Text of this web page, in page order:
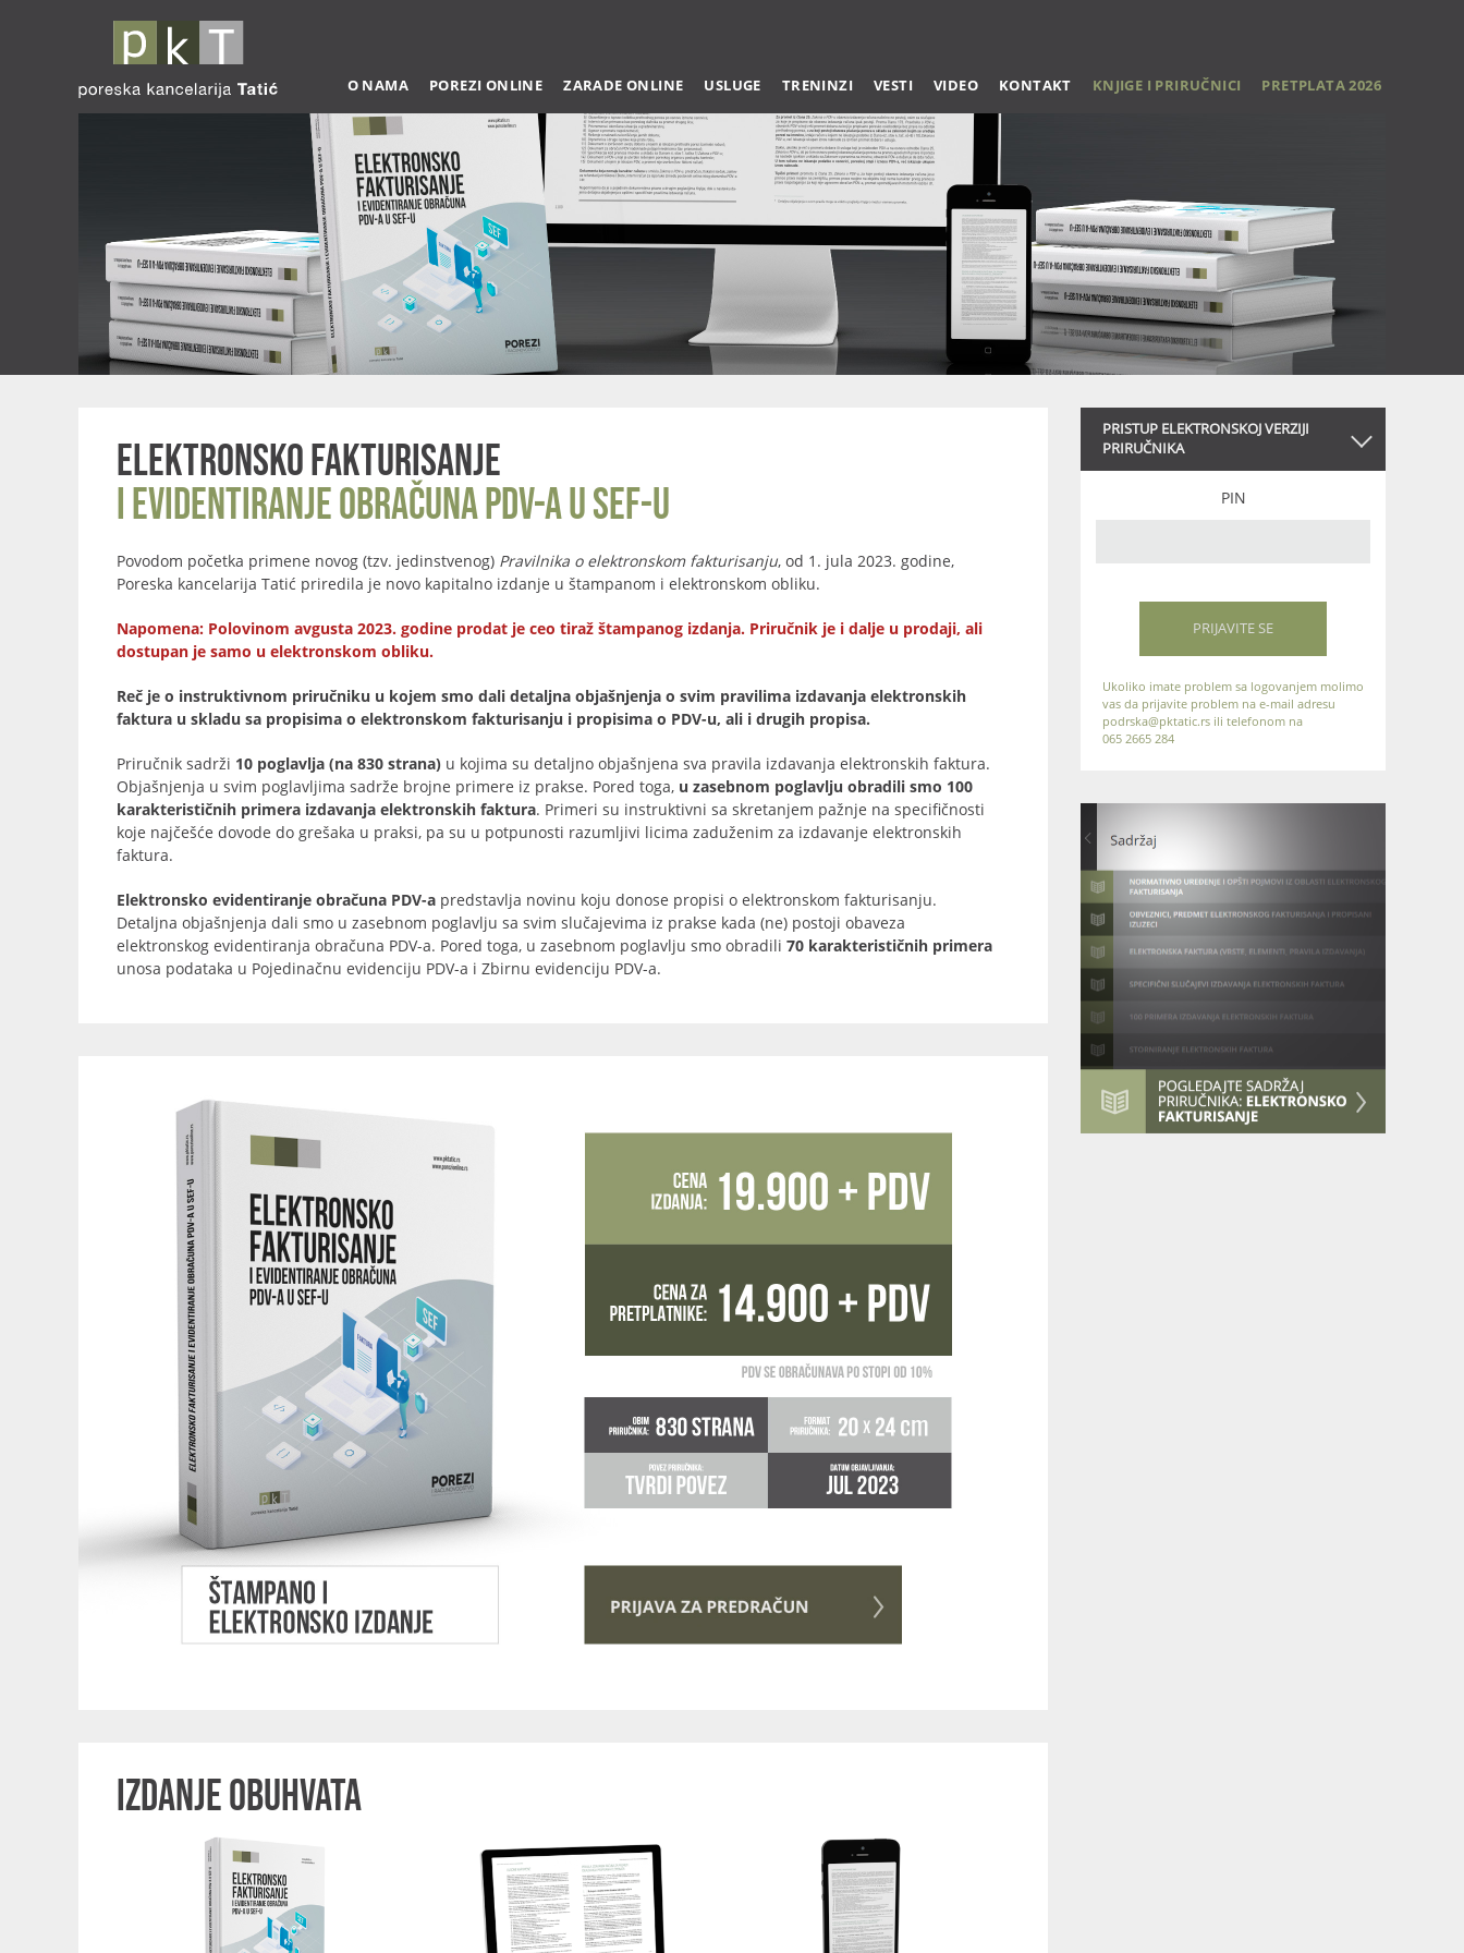
O NAMA POREZI ONLINE ZARADE ONLINE USLUGE TRENINZI VESTI VIDEO KONTAKT KNJIGE I PRIRUČNICI PRETPLATA 2026
Elektronsko fakturisanje
i evidentiranje obračuna PDV-a u SEF-u
Povodom početka primene novog (tzv. jedinstvenog) Pravilnika o elektronskom fakturisanju, od 1. jula 2023. godine,
Poreska kancelarija Tatić priredila je novo kapitalno izdanje u štampanom i elektronskom obliku.
Napomena: Polovinom avgusta 2023. godine prodat je ceo tiraž štampanog izdanja. Priručnik je i dalje u prodaji, ali
dostupan je samo u elektronskom obliku.
Reč je o instruktivnom priručniku u kojem smo dali detaljna objašnjenja o svim pravilima izdavanja elektronskih
faktura u skladu sa propisima o elektronskom fakturisanju i propisima o PDV-u, ali i drugih propisa.
Priručnik sadrži 10 poglavlja (na 830 strana) u kojima su detaljno objašnjena sva pravila izdavanja elektronskih faktura.
Objašnjenja u svim poglavljima sadrže brojne primere iz prakse. Pored toga, u zasebnom poglavlju obradili smo 100
karakterističnih primera izdavanja elektronskih faktura. Primeri su instruktivni sa skretanjem pažnje na specifičnosti
koje najčešće dovode do grešaka u praksi, pa su u potpunosti razumljivi licima zaduženim za izdavanje elektronskih
faktura.
Elektronsko evidentiranje obračuna PDV-a predstavlja novinu koju donose propisi o elektronskom fakturisanju.
Detaljna objašnjenja dali smo u zasebnom poglavlju sa svim slučajevima iz prakse kada (ne) postoji obaveza
elektronskog evidentiranja obračuna PDV-a. Pored toga, u zasebnom poglavlju smo obradili 70 karakterističnih primera
unosa podataka u Pojedinačnu evidenciju PDV-a i Zbirnu evidenciju PDV-a.
IZDANJE OBUHVATA
PRISTUP ELEKTRONSKOJ VERZIJI
PRIRUČNIKA
PIN
PRIJAVITE SE
Ukoliko imate problem sa logovanjem molimo
vas da prijavite problem na e-mail adresu
podrska@pktatic.rs ili telefonom na
065 2665 284